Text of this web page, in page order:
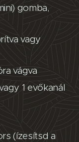
gomba,
vagy
vágva
1 evőkanál
(ízesítsd a